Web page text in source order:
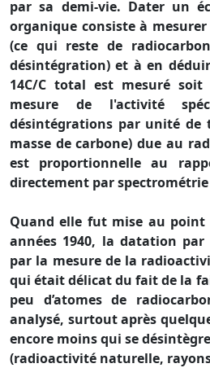
par sa demi-vie. Dater un
organique consiste à
(ce qui reste de
désintégration) et à en
14C/C total est mesuré
mesure de l'activité
désintégrations par unité de
masse de carbone) due au
est proportionnelle au
directement par spectrométrie
Quand elle fut mise au
années 1940, la datation
par la mesure de la
qui était délicat du fait de la
peu d’atomes de
analysé, surtout après
encore moins qui se
(radioactivité naturelle,